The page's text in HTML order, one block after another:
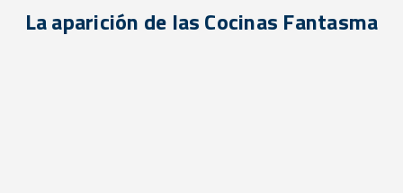
La aparición de las Cocinas Fantasma